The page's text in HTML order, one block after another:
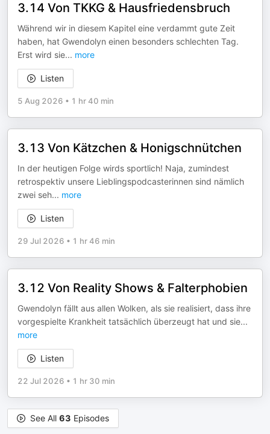
3.14 Von TKKG & Hausfriedensbruch
Während wir in diesem Kapitel eine verdammt gute Zeit
haben, hat Gwendolyn einen besonders schlechten Tag.
Erst wird sie... more
Listen
5 Aug 2026 • 1 hr 40 min
3.13 Von Kätzchen & Honigschnütchen
In der heutigen Folge wirds sportlich! Naja, zumindest
retrospektiv unsere Lieblingspodcasterinnen sind nämlich
zwei seh... more
Listen
29 Jul 2026 • 1 hr 46 min
3.12 Von Reality Shows & Falterphobien
Gwendolyn fällt aus allen Wolken, als sie realisiert, dass ihre
vorgespielte Krankheit tatsächlich überzeugt hat und sie...
more
Listen
22 Jul 2026 • 1 hr 30 min
See All 63 Episodes